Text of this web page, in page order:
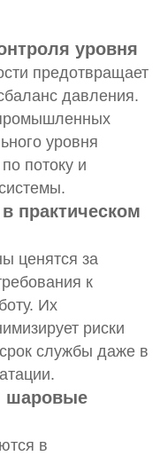
уровня
предотвращает
давления.
уровня
потоку и
практическом
ценятся за
к
Их
риски
службы даже в
шаровые
в